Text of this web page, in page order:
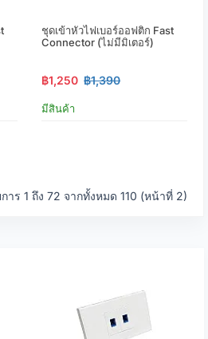
ชุดเข้าหัวไฟเบอร์ออฟติก Fast
Connector (ไม่มีมิเตอร์)
฿1,250 ฿1,390
มีสินค้า
าร 1 ถึง 72 จากทั้งหมด 110 (หน้าที่ 2)